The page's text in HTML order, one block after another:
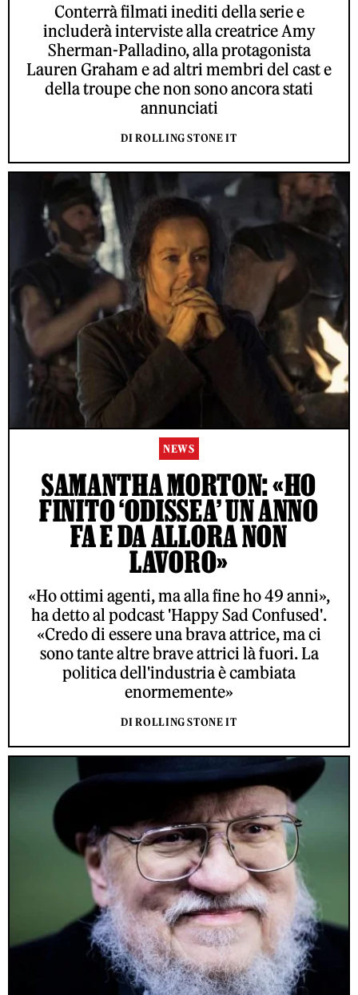
Conterrà filmati inediti della serie e
includerà interviste alla creatrice Amy
Sherman-Palladino, alla protagonista
Lauren Graham e ad altri membri del cast e
della troupe che non sono ancora stati
annunciati
DI ROLLING STONE IT
NEWS
SAMANTHA MORTON: «HO
FINITO ‘ODISSEA’ UN ANNO
FA E DA ALLORA NON
LAVORO»
«Ho ottimi agenti, ma alla fine ho 49 anni»,
ha detto al podcast 'Happy Sad Confused'.
«Credo di essere una brava attrice, ma ci
sono tante altre brave attrici là fuori. La
politica dell'industria è cambiata
enormemente»
DI ROLLING STONE IT